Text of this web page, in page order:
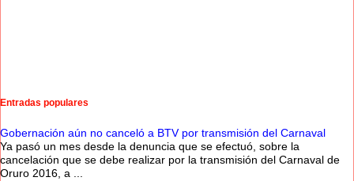
Entradas populares
Gobernación aún no canceló a BTV por transmisión del Carnaval
Ya pasó un mes desde la denuncia que se efectuó, sobre la
cancelación que se debe realizar por la transmisión del Carnaval de
Oruro 2016, a ...